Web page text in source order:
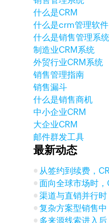
什么是CRM
什么是crm管理软件
什么是销售管理系统
制造业CRM系统
外贸行业CRM系统
销售管理指南
销售漏斗
什么是销售商机
中小企业CRM
大企业CRM
邮件群发工具
最新动态
从签约到续费，
面向全球市场时
渠道与直销并行
复杂方案型销售
多来源线索进入